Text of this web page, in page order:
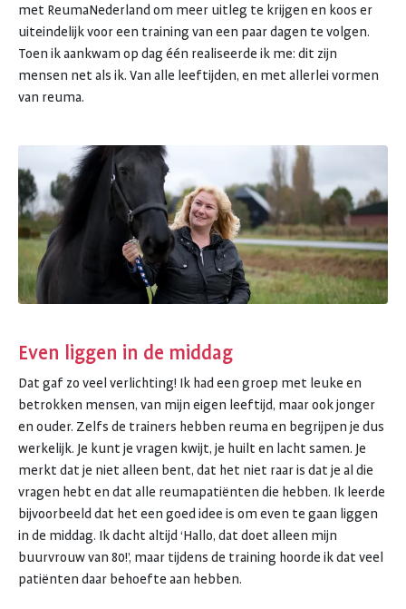
met ReumaNederland om meer uitleg te krijgen en koos er
uiteindelijk voor een training van een paar dagen te volgen.
Toen ik aankwam op dag één realiseerde ik me: dit zijn
mensen net als ik. Van alle leeftijden, en met allerlei vormen
van reuma.
Even liggen in de middag
Dat gaf zo veel verlichting! Ik had een groep met leuke en
betrokken mensen, van mijn eigen leeftijd, maar ook jonger
en ouder. Zelfs de trainers hebben reuma en begrijpen je dus
werkelijk. Je kunt je vragen kwijt, je huilt en lacht samen. Je
merkt dat je niet alleen bent, dat het niet raar is dat je al die
vragen hebt en dat alle reumapatiënten die hebben. Ik leerde
bijvoorbeeld dat het een goed idee is om even te gaan liggen
in de middag. Ik dacht altijd ‘Hallo, dat doet alleen mijn
buurvrouw van 80!’, maar tijdens de training hoorde ik dat veel
patiënten daar behoefte aan hebben.